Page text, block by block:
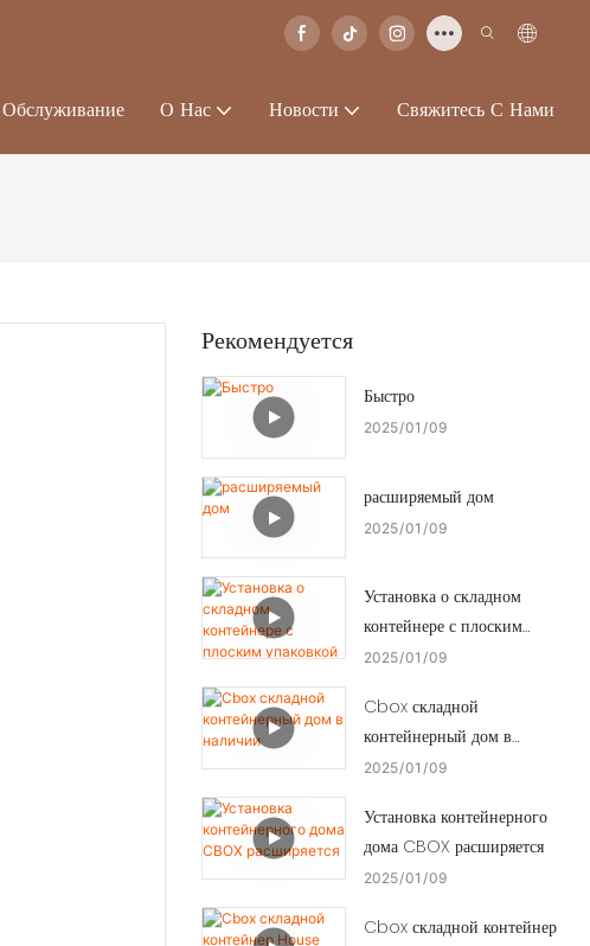
Обслуживание О Нас Новости Свяжитесь С Нами
Рекомендуется
Быстро
2025 01 09
расширяемый дом
2025 01 09
Установка о складном
контейнере с плоским
упаковкой
2025 01 09
Cbox складной
контейнерный дом в
наличии
2025 01 09
Установка контейнерного
дома CBOX расширяется
2025 01 09
Cbox складной контейнер